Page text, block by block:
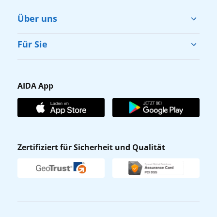
Über uns
Cruise & Help
Karriere
Affiliateprogramm
Verhaltens- & Ethikkodex
Newsletter
Für Sie
Gästefragebogen
AIDA Club
AIDA App
AIDA App
Zertifiziert für Sicherheit und Qualität